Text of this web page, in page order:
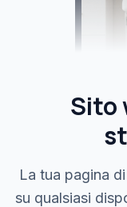
Sito
La tua pagina
su qualsiasi